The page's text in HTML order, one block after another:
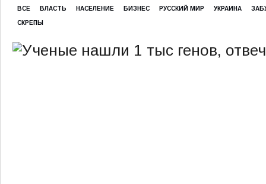
ВСЕ ВЛАСТЬ НАСЕЛЕНИЕ БИЗНЕС РУССКИЙ МИР УКРАИНА
СКРЕПЫ